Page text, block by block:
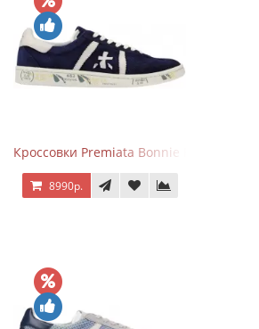
Кроссовки Premiata Bonnie Blue
8990р.